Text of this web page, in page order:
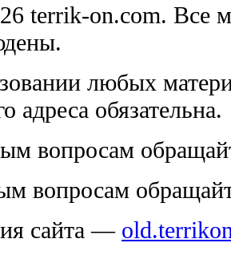
terrik-on.com. Все
любых
адреса обязательна.
вопросам
вопросам
сайта —